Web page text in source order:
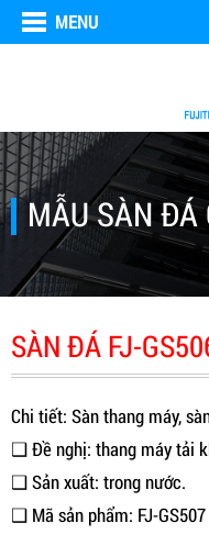
MENU
MẪU SÀN ĐÁ
SÀN ĐÁ FJ-
Chi tiết: Sàn thang máy,
❑ Đề nghị: thang máy tải
❑ Sản xuất: trong nước.
❑ Mã sản phẩm: FJ-GS507